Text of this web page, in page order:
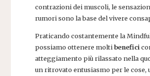
contrazioni dei muscoli, le
rumori sono la base del vivere
Praticando costantemente la
possiamo ottenere moltibenefici
atteggiamento più rilassato nella
un ritrovato entusiasmo per le cose,